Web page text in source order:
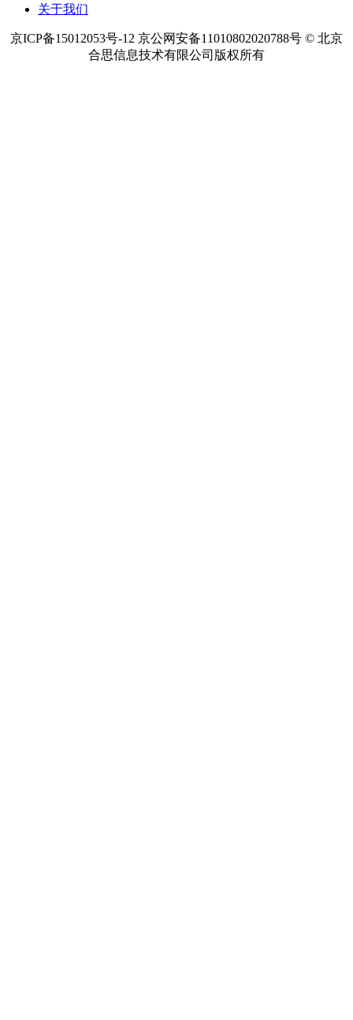
关于我们
京ICP备15012053号-12 京公网安备11010802020788号 © 北京
合思信息技术有限公司版权所有